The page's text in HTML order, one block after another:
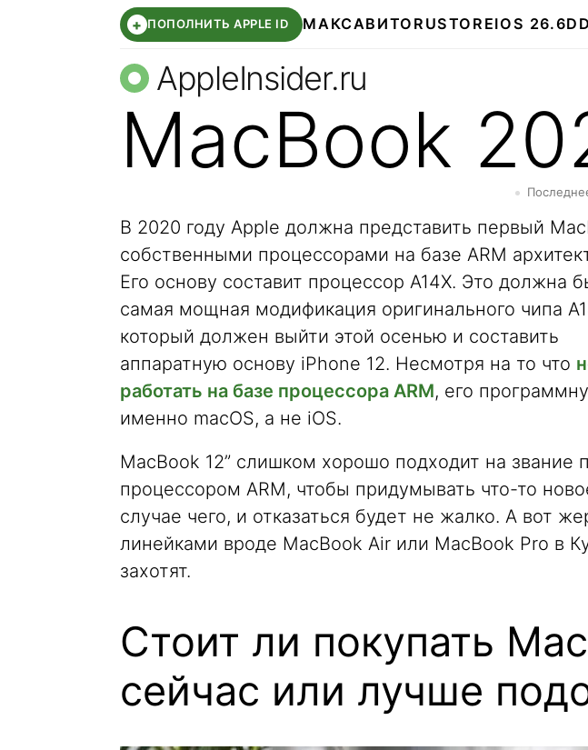
+ ПОПОЛНИТЬ APPLE ID МАКСАВИТО RUSTOREIOS 26.6
AppleInsider.ru
MacBook
В 2020 году Apple должна представить первый
собственными процессорами на базе ARM
Его основу составит процессор A14X. Это должна
самая мощная модификация оригинального чипа
который должен выйти этой осенью и составить
аппаратную основу iPhone 12. Несмотря на то что
работать на базе процессора ARM, его
именно macOS, а не iOS.
MacBook 12” слишком хорошо подходит на звание
процессором ARM, чтобы придумывать что-то
случае чего, и отказаться будет не жалко. А вот
линейками вроде MacBook Air или MacBook Pro в
захотят.
Стоит ли покупать
сейчас или лучше